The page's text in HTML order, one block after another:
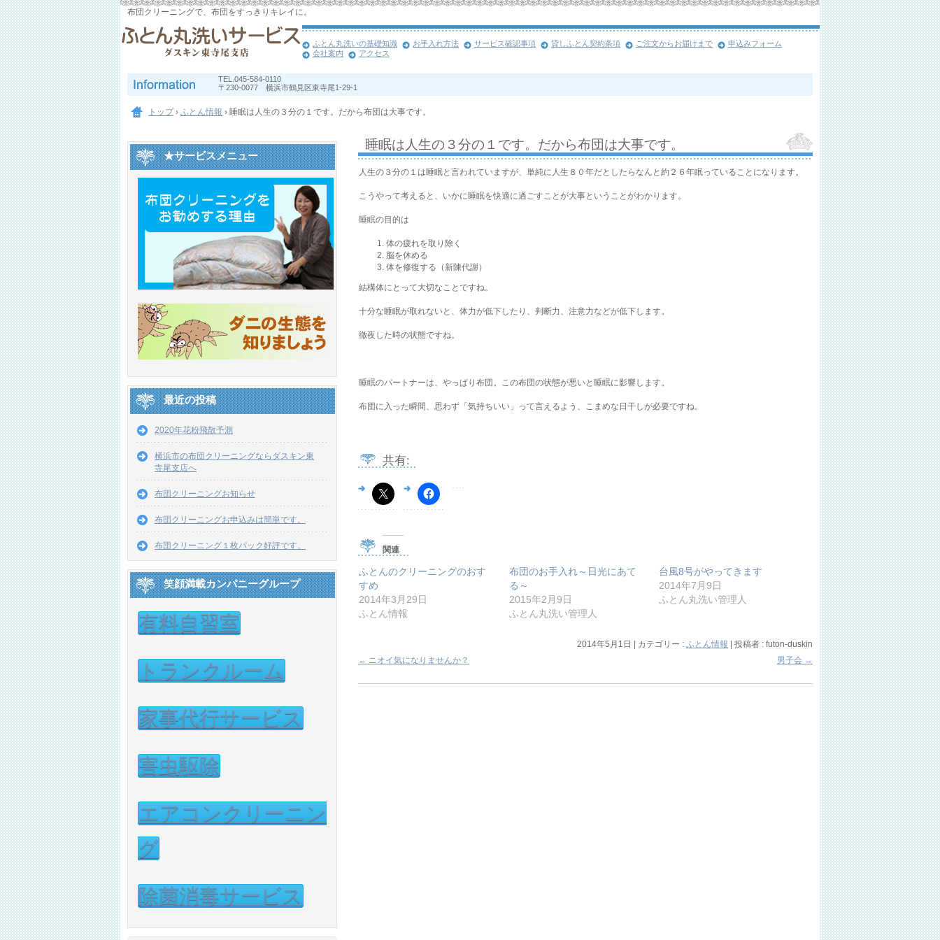
布団クリーニングで、布団をすっきりキレイに。
TEL. 045-584-0110
〒230-0077 横浜市鶴見区東寺尾1-29-1
ふとん丸洗いの基礎知識 お手入れ方法 サービス確認事項 貸しふとん契約条項 ご注文からお届けまで
申込みフォーム
会社案内
アクセス
トップ › ふとん情報 › 睡眠は人生の３分の１です。だから布団は大事です。
睡眠は人生の３分の１です。だから布団は大事です。
人生の３分の１は睡眠と言われていますが、単純に人生８０年だとしたらなんと約２６年眠っていることになります。
こうやって考えると、いかに睡眠を快適に過ごすことが大事ということがわかります。
睡眠の目的は
体の疲れを取り除く
脳を休める
体を修復する（新陳代謝）
結構体にとって大切なことですね。
十分な睡眠が取れないと、体力が低下したり、判断力、注意力などが低下します。
徹夜した時の状態ですね。
睡眠のパートナーは、やっぱり布団。この布団の状態が悪いと睡眠に影響します。
布団に入った瞬間、思わず「気持ちいい」って言えるよう、こまめな日干しが必要ですね。
共有:
関連
ふとんのクリーニングのおす
すめ
2014年3月29日
ふとん情報
布団のお手入れ～日光にあて
る～
2015年2月9日
ふとん丸洗い管理人
台風8号がやってきます
2014年7月9日
ふとん丸洗い管理人
2014年5月1日 カテゴリー : ふとん情報
投稿者 : futon-duskin
← ニオイ気になりませんか？ 男子会 →
★サービスメニュー
最近の投稿
2020年花粉飛散予測
横浜市の布団クリーニングならダスキン東
寺尾支店へ
布団クリーニングお知らせ
布団クリーニングお申込みは簡単です。
布団クリーニング１枚パック好評です。
笑顔満載カンパニーグループ
有料自習室
トランクルーム
家事代行サービス
害虫駆除
エアコンクリーニン
グ
除菌消毒サービス